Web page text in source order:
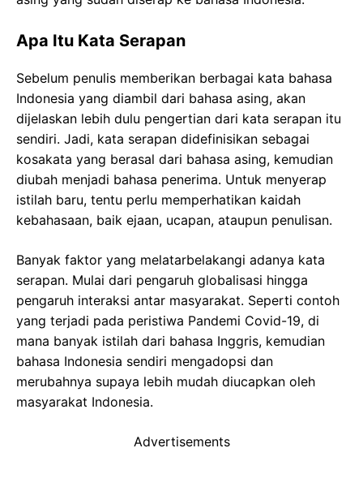
Apa Itu Kata Serapan
Sebelum penulis memberikan berbagai kata bahasa
Indonesia yang diambil dari bahasa asing, akan
dijelaskan lebih dulu pengertian dari kata serapan itu
sendiri. Jadi, kata serapan didefinisikan sebagai
kosakata yang berasal dari bahasa asing, kemudian
diubah menjadi bahasa penerima. Untuk menyerap
istilah baru, tentu perlu memperhatikan kaidah
kebahasaan, baik ejaan, ucapan, ataupun penulisan.
Banyak faktor yang melatarbelakangi adanya kata
serapan. Mulai dari pengaruh globalisasi hingga
pengaruh interaksi antar masyarakat. Seperti contoh
yang terjadi pada peristiwa Pandemi Covid-19, di
mana banyak istilah dari bahasa Inggris, kemudian
bahasa Indonesia sendiri mengadopsi dan
merubahnya supaya lebih mudah diucapkan oleh
masyarakat Indonesia.
Advertisements